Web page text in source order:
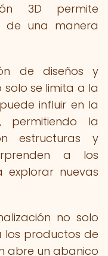
3D permite
de una manera
de diseños y
solo se limita a la
influir en la
permitiendo la
estructuras y
a los
explorar nuevas
no solo
los productos de
abre un abanico